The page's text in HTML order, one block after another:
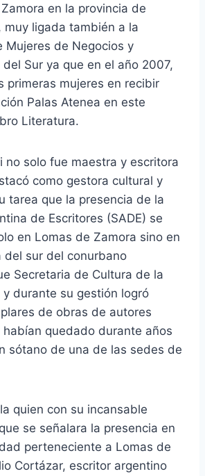
en la provincia de
muy ligada también a la
Mujeres de Negocios y
Sur ya que en el año 2007,
primeras mujeres en recibir
Palas Atenea en este
Literatura.
no solo fue maestra y escritora
como gestora cultural y
tarea que la presencia de la
de Escritores (SADE) se
en Lomas de Zamora sino en
del sur del conurbano
Secretaria de Cultura de la
y durante su gestión logró
de obras de autores
habían quedado durante años
sótano de una de las sedes de
quien con su incansable
se señalara la presencia en
perteneciente a Lomas de
Cortázar, escritor argentino